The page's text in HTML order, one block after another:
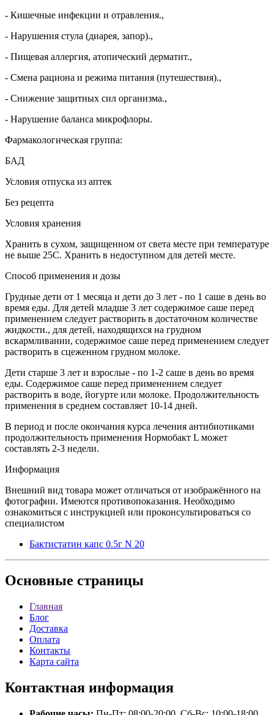
- Кишечные инфекции и отравления.,
- Нарушения стула (диарея, запор).,
- Пищевая аллергия, атопический дерматит.,
- Смена рациона и режима питания (путешествия).,
- Снижение защитных сил организма.,
- Нарушение баланса микрофлоры.
Фармакологическая группа:
БАД
Условия отпуска из аптек
Без рецепта
Условия хранения
Хранить в сухом, защищенном от света месте при температуре
не выше 25C. Хранить в недоступном для детей месте.
Способ применения и дозы
Грудные дети от 1 месяца и дети до 3 лет - по 1 саше в день во
время еды. Для детей младше 3 лет содержимое саше перед
применением следует растворить в достаточном количестве
жидкости., для детей, находящихся на грудном
вскармливании, содержимое саше перед применением следует
растворить в сцеженном грудном молоке.
Дети старше 3 лет и взрослые - по 1-2 саше в день во время
еды. Содержимое саше перед применением следует
растворить в воде, йогурте или молоке. Продолжительность
применения в среднем составляет 10-14 дней.
В период и после окончания курса лечения антибиотиками
продолжительность применения Нормобакт L может
составлять 2-3 недели.
Информация
Внешний вид товара может отличаться от изображённого на
фотографии. Имеются противопоказания. Необходимо
ознакомиться с инструкцией или проконсультироваться со
специалистом
Бактистатин капс 0.5г N 20
Основные страницы
Главная
Блог
Доставка
Оплата
Контакты
Карта сайта
Контактная информация